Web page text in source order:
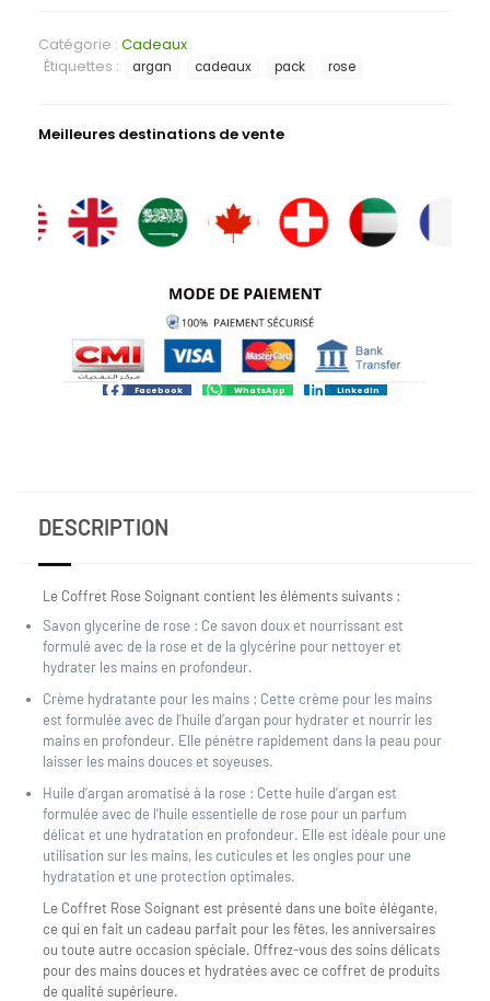
Catégorie : Cadeaux
Étiquettes :
argan cadeaux pack rose
Meilleures destinations de vente
Facebook WhatsApp LinkedIn
DESCRIPTION
Le Coffret Rose Soignant contient les éléments suivants :
Savon glycerine de rose : Ce savon doux et nourrissant est
formulé avec de la rose et de la glycérine pour nettoyer et
hydrater les mains en profondeur.
Crème hydratante pour les mains : Cette crème pour les mains
est formulée avec de l’huile d’argan pour hydrater et nourrir les
mains en profondeur. Elle pénètre rapidement dans la peau pour
laisser les mains douces et soyeuses.
Huile d’argan aromatisé à la rose : Cette huile d’argan est
formulée avec de l’huile essentielle de rose pour un parfum
délicat et une hydratation en profondeur. Elle est idéale pour une
utilisation sur les mains, les cuticules et les ongles pour une
hydratation et une protection optimales.
Le Coffret Rose Soignant est présenté dans une boîte élégante,
ce qui en fait un cadeau parfait pour les fêtes, les anniversaires
ou toute autre occasion spéciale. Offrez-vous des soins délicats
pour des mains douces et hydratées avec ce coffret de produits
de qualité supérieure.